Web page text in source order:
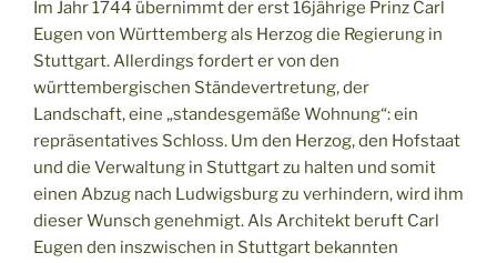
Im Jahr 1744 übernimmt der erst 16jährige Prinz Carl
Eugen von Württemberg als Herzog die Regierung in
Stuttgart. Allerdings fordert er von den
württembergischen Ständevertretung, der
Landschaft, eine „standesgemäße Wohnung“: ein
repräsentatives Schloss. Um den Herzog, den Hofstaat
und die Verwaltung in Stuttgart zu halten und somit
einen Abzug nach Ludwigsburg zu verhindern, wird ihm
dieser Wunsch genehmigt. Als Architekt beruft Carl
Eugen den inszwischen in Stuttgart bekannten